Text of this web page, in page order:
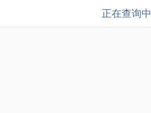
正在查询中